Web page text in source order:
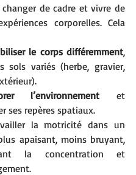
changer de cadre et vivre de
corporelles. Cela
le corps différemment,
sols variés (herbe, gravier,
l’environnement et
ses repères spatiaux.
la motricité dans un
apaisant, moins bruyant,
la concentration et